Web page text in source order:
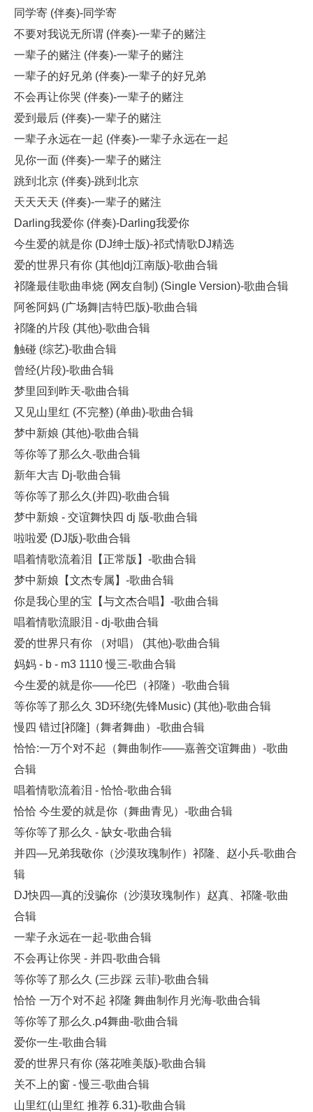
同学寄 (伴奏)-同学寄
不要对我说无所谓 (伴奏)-一辈子的赌注
一辈子的赌注 (伴奏)-一辈子的赌注
一辈子的好兄弟 (伴奏)-一辈子的好兄弟
不会再让你哭 (伴奏)-一辈子的赌注
爱到最后 (伴奏)-一辈子的赌注
一辈子永远在一起 (伴奏)-一辈子永远在一起
见你一面 (伴奏)-一辈子的赌注
跳到北京 (伴奏)-跳到北京
天天天天 (伴奏)-一辈子的赌注
Darling我爱你 (伴奏)-Darling我爱你
今生爱的就是你 (DJ绅士版)-祁式情歌DJ精选
爱的世界只有你 (其他|dj江南版)-歌曲合辑
祁隆最佳歌曲串烧 (网友自制) (Single Version)-歌曲合辑
阿爸阿妈 (广场舞|吉特巴版)-歌曲合辑
祁隆的片段 (其他)-歌曲合辑
触碰 (综艺)-歌曲合辑
曾经(片段)-歌曲合辑
梦里回到昨天-歌曲合辑
又见山里红 (不完整) (单曲)-歌曲合辑
梦中新娘 (其他)-歌曲合辑
等你等了那么久-歌曲合辑
新年大吉 Dj-歌曲合辑
等你等了那么久(并四)-歌曲合辑
梦中新娘 - 交谊舞快四 dj 版-歌曲合辑
啦啦爱 (DJ版)-歌曲合辑
唱着情歌流着泪【正常版】-歌曲合辑
梦中新娘【文杰专属】-歌曲合辑
你是我心里的宝【与文杰合唱】-歌曲合辑
唱着情歌流眼泪 - dj-歌曲合辑
爱的世界只有你 （对唱） (其他)-歌曲合辑
妈妈 - b - m3 1110 慢三-歌曲合辑
今生爱的就是你——伦巴（祁隆）-歌曲合辑
等你等了那么久 3D环绕(先锋Music) (其他)-歌曲合辑
慢四 错过[祁隆]（舞者舞曲）-歌曲合辑
恰恰:一万个对不起（舞曲制作——嘉善交谊舞曲）-歌曲
合辑
唱着情歌流着泪 - 恰恰-歌曲合辑
恰恰 今生爱的就是你（舞曲青见）-歌曲合辑
等你等了那么久 - 缺女-歌曲合辑
并四—兄弟我敬你（沙漠玫瑰制作）祁隆、赵小兵-歌曲合
辑
DJ快四—真的没骗你（沙漠玫瑰制作）赵真、祁隆-歌曲
合辑
一辈子永远在一起-歌曲合辑
不会再让你哭 - 并四-歌曲合辑
等你等了那么久 (三步踩 云菲)-歌曲合辑
恰恰 一万个对不起 祁隆 舞曲制作月光海-歌曲合辑
等你等了那么久.p4舞曲-歌曲合辑
爱你一生-歌曲合辑
爱的世界只有你 (落花唯美版)-歌曲合辑
关不上的窗 - 慢三-歌曲合辑
山里红(山里红 推荐 6.31)-歌曲合辑